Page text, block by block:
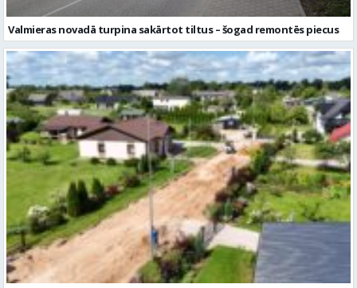
Valmieras novadā turpina sakārtot tiltus – šogad remontēs piecus